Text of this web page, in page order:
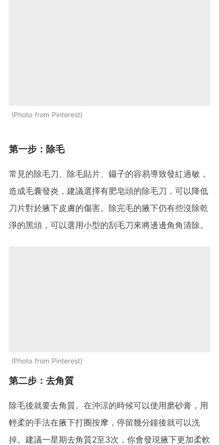
Photo from Pinterest
第一步：除毛
常見的除毛刀、除毛貼片、鑷子的容易導致發紅過敏，
造成毛囊發炎，建議選擇有肥皂頭的除毛刀，可以降低
刀片對於腋下皮膚的傷害。除完毛的腋下仍有些沒除乾
淨的黑頭，可以選用小型的刮毛刀來將邊邊角角清除。
Photo from Pinterest
第二步：去角質
除毛後就要去角質。在沖涼的時候可以使用磨砂膏，用
輕柔的手法在腋下打圈按摩，停留幾分鐘後就可以洗
掉。建議一星期去角質2至3次，你會發現腋下更加柔軟